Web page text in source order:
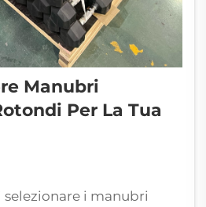
Manubri
Per La Tua
i manubri